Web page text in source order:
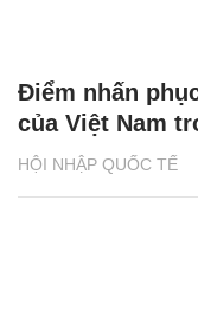
HỘI NHẬP QUỐC TẾ
Điểm nhấn
của Việt Nam